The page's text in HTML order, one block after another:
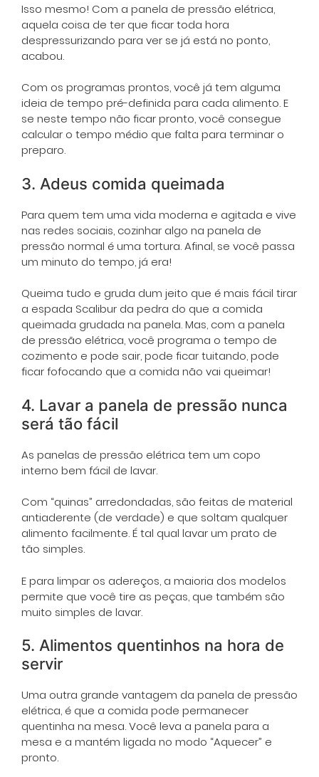
Isso mesmo! Com a panela de pressão elétrica,
aquela coisa de ter que ficar toda hora
despressurizando para ver se já está no ponto,
acabou.
Com os programas prontos, você já tem alguma
ideia de tempo pré-definida para cada alimento. E
se neste tempo não ficar pronto, você consegue
calcular o tempo médio que falta para terminar o
preparo.
3. Adeus comida queimada
Para quem tem uma vida moderna e agitada e vive
nas redes sociais, cozinhar algo na panela de
pressão normal é uma tortura. Afinal, se você passa
um minuto do tempo, já era!
Queima tudo e gruda dum jeito que é mais fácil tirar
a espada Scalibur da pedra do que a comida
queimada grudada na panela. Mas, com a panela
de pressão elétrica, você programa o tempo de
cozimento e pode sair, pode ficar tuitando, pode
ficar fofocando que a comida não vai queimar!
4. Lavar a panela de pressão nunca
será tão fácil
As panelas de pressão elétrica tem um copo
interno bem fácil de lavar.
Com “quinas” arredondadas, são feitas de material
antiaderente (de verdade) e que soltam qualquer
alimento facilmente. É tal qual lavar um prato de
tão simples.
E para limpar os adereços, a maioria dos modelos
permite que você tire as peças, que também são
muito simples de lavar.
5. Alimentos quentinhos na hora de
servir
Uma outra grande vantagem da panela de pressão
elétrica, é que a comida pode permanecer
quentinha na mesa. Você leva a panela para a
mesa e a mantém ligada no modo “Aquecer” e
pronto.